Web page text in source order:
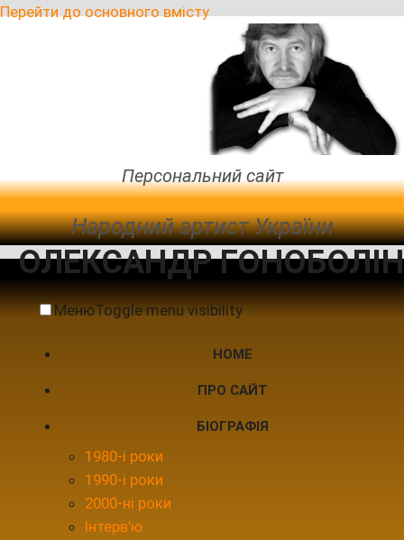
Перейти до основного вмісту
Персональний сайт
Народний артист України
ОЛЕКСАНДР ГОНОБОЛІН
МенюToggle menu visibility
HOME
ПРО САЙТ
БІОГРАФІЯ
1980-і роки
1990-і роки
2000-ні роки
Інтерв'ю